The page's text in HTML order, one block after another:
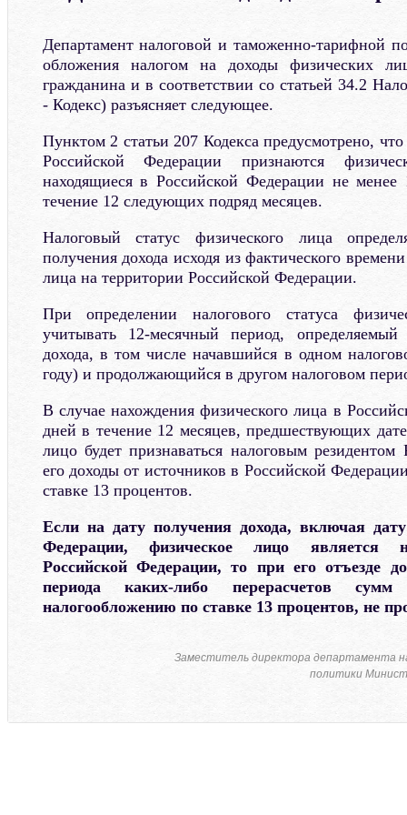
Департамент налоговой и таможенно-тарифной
обложения налогом на доходы физических
гражданина и в соответствии со статьей 34.2
- Кодекс) разъясняет следующее.
Пунктом 2 статьи 207 Кодекса предусмотрено,
Российской Федерации признаются
находящиеся в Российской Федерации не
течение 12 следующих подряд месяцев.
Налоговый статус физического лица
получения дохода исходя из фактического
лица на территории Российской Федерации.
При определении налогового статуса
учитывать 12-месячный период,
дохода, в том числе начавшийся в одном
году) и продолжающийся в другом налоговом
В случае нахождения физического лица в
дней в течение 12 месяцев, предшествующих
лицо будет признаваться налоговым
его доходы от источников в Российской
ставке 13 процентов.
Если на дату получения дохода, включая
Федерации, физическое лицо является
Российской Федерации, то при его отъезде
периода каких-либо перерасчетов
налогообложению по ставке 13 процентов, не
Заместитель директора департамента
политики